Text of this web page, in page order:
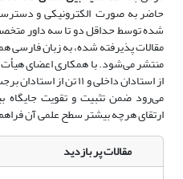
حاضر به صورت الکترونیکی و
شده توسط حداقل دو تا سه داور
مقالات پذیرفته شده، به زبان فارسی
می‌رود ضمن تثبیت و تقویت جایگاه
ارتقای هرچه بیشتر سطح علمی آن
مقالات پر بازدید